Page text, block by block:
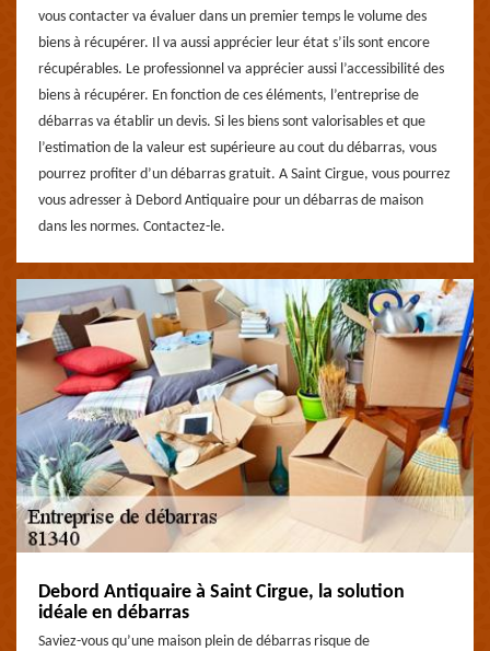
vous contacter va évaluer dans un premier temps le volume des
biens à récupérer. Il va aussi apprécier leur état s’ils sont encore
récupérables. Le professionnel va apprécier aussi l’accessibilité des
biens à récupérer. En fonction de ces éléments, l’entreprise de
débarras va établir un devis. Si les biens sont valorisables et que
l’estimation de la valeur est supérieure au cout du débarras, vous
pourrez profiter d’un débarras gratuit. A Saint Cirgue, vous pourrez
vous adresser à Debord Antiquaire pour un débarras de maison
dans les normes. Contactez-le.
Debord Antiquaire à Saint Cirgue, la solution
idéale en débarras
Saviez-vous qu’une maison plein de débarras risque de